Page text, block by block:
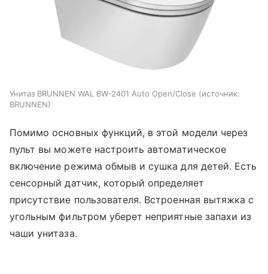
Унитаз BRUNNEN WAL BW-2401 Auto Open/Close
источник:
BRUNNEN
Помимо основных функций, в этой модели через
пульт вы можете настроить автоматическое
включение режима обмыв и сушка для детей. Есть
сенсорный датчик, который определяет
присутствие пользователя. Встроенная вытяжка с
угольным фильтром уберет неприятные запахи из
чаши унитаза.